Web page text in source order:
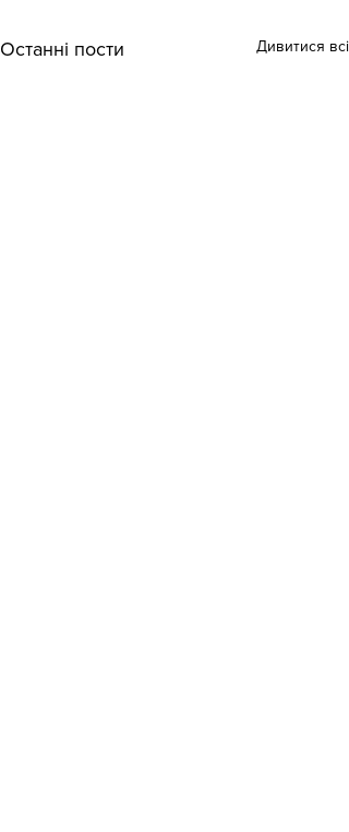
Останні пости Дивитися всі